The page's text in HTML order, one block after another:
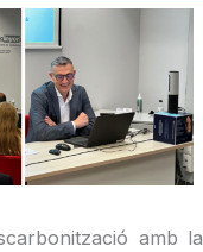
amb la